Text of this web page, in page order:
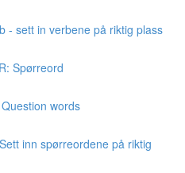
- sett in verbene på riktig plass
Spørreord
words
inn spørreordene på riktig